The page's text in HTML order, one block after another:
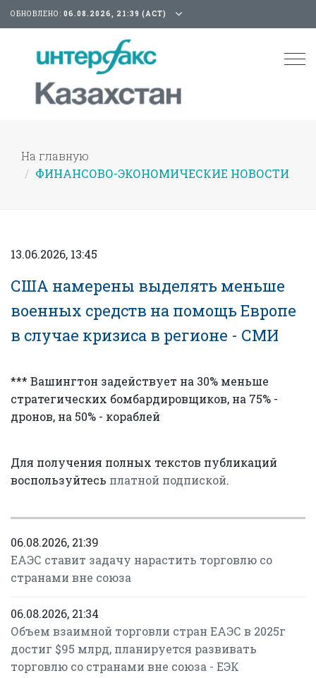
ОБНОВЛЕНО: 06.08.2026, 21:39 (АСТ)
На главную
ФИНАНСОВО-ЭКОНОМИЧЕСКИЕ НОВОСТИ
13.06.2026, 13:45
США намерены выделять меньше
военных средств на помощь Европе
в случае кризиса в регионе - СМИ
*** Вашингтон задействует на 30% меньше
стратегических бомбардировщиков, на 75% -
дронов, на 50% - кораблей
Для получения полных текстов публикаций
воспользуйтесь платной подпиской.
06.08.2026, 21:39
ЕАЭС ставит задачу нарастить торговлю со
странами вне союза
06.08.2026, 21:34
Объем взаимной торговли стран ЕАЭС в 2025г
достиг $95 млрд, планируется развивать
торговлю со странами вне союза - ЕЭК